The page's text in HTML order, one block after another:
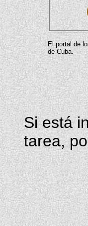
El portal de
de Cuba.
Si está
tarea,